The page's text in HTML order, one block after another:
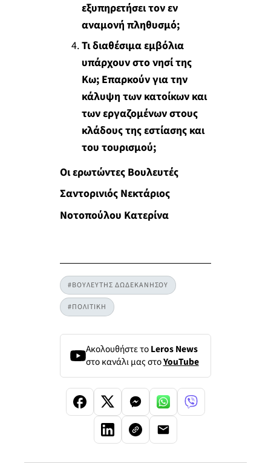
εξυπηρετήσει τον εν
αναμονή πληθυσμό;
Τι διαθέσιμα εμβόλια
υπάρχουν στο νησί της
Κω; Επαρκούν για την
κάλυψη των κατοίκων και
των εργαζομένων στους
κλάδους της εστίασης και
του τουρισμού;
Οι ερωτώντες Βουλευτές
Σαντορινιός Νεκτάριος
Νοτοπούλου Κατερίνα
#ΒΟΥΛΕΥΤΗΣ ΔΩΔΕΚΑΝΗΣΟΥ
#ΠΟΛΙΤΙΚΗ
Ακολουθήστε τοLeros News
στο κανάλι μας στοYouTube